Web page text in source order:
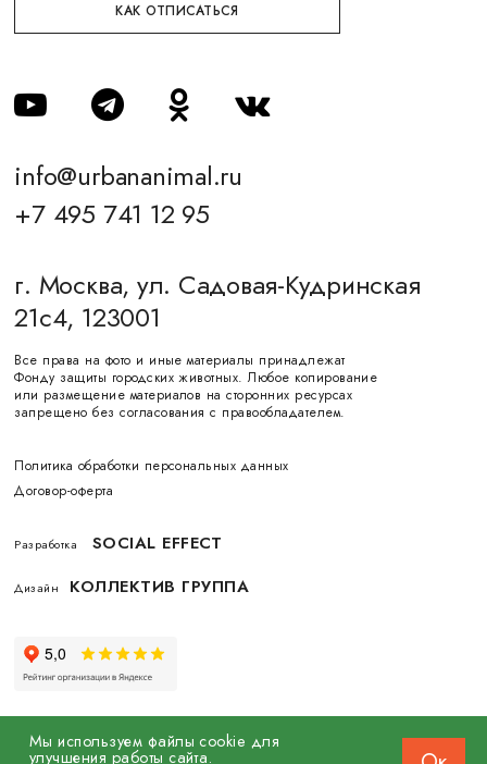
КАК ОТПИСАТЬСЯ
info@urbananimal.ru
+7 495 741 12 95
г. Москва, ул. Садовая-Кудринская
21с4, 123001
Все права на фото и иные материалы принадлежат
Фонду защиты городских животных. Любое копирование
или размещение материалов на сторонних ресурсах
запрещено без согласования с правообладателем.
Политика обработки персональных данных
Договор-оферта
Разработка SOCIAL EFFECT
Дизайн КОЛЛЕКТИВ ГРУППА
Мы используем файлы cookie для
улучшения работы сайта.